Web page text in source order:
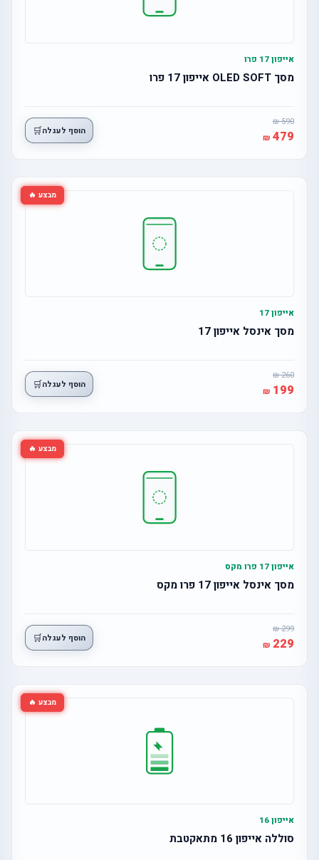
אייפון 17 פרו
מסך OLED SOFT אייפון 17 פרו
590
479 הוסף לעגלה🛒
מבצע 🔥
אייפון 17
מסך אינסל אייפון 17
260
199 הוסף לעגלה🛒
מבצע 🔥
אייפון 17 פרו מקס
מסך אינסל אייפון 17 פרו מקס
299
229 הוסף לעגלה🛒
מבצע 🔥
אייפון 16
סוללה אייפון 16 מתאקטבת